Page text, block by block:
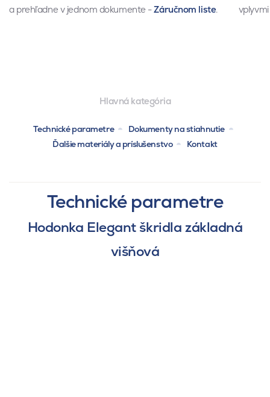
a prehľadne v jednom dokumente -Záručnom liste.
Hlavná kategória
Technické parametre
Dokumenty na stiahnutie
Ďalšie materiály a príslušenstvo
Kontakt
Technické parametre
Hodonka Elegant škridla základná
višňová